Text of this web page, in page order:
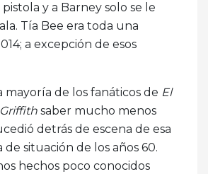
y a Barney solo se le
Tía Bee era toda una
a excepción de esos
mayoría de los fanáticos de El
saber mucho menos
detrás de escena de esa
de situación de los años 60.
hechos poco conocidos